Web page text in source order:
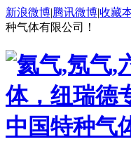
新浪微博|腾讯微博|收藏
种气体有限公司！
中国特种气